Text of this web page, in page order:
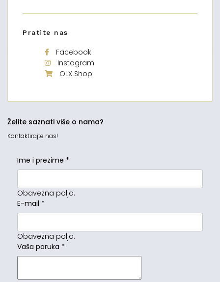
Pratite nas
Facebook
Instagram
OLX Shop
Želite saznati više o nama?
Kontaktirajte nas!
Ime i prezime *
Obavezna polja.
E-mail *
Obavezna polja.
Vaša poruka *